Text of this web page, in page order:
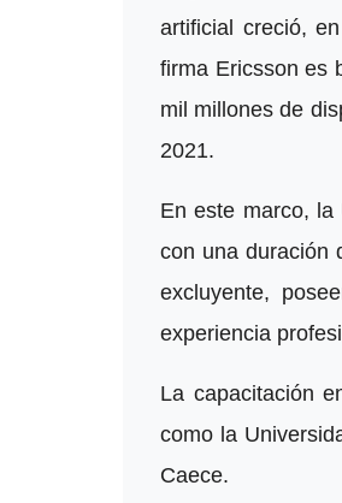
artificial creció,
firma Ericsson es
mil millones de
2021.
En este marco, la
con una duración
excluyente,
experiencia
La capacitación
como la
Caece.